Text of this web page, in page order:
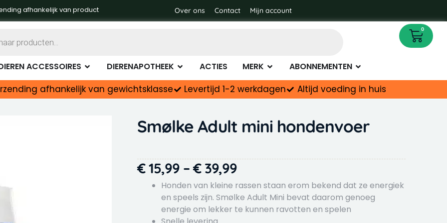
afhankelijk van product Over ons Contact Mijn account
ACCESSOIRES Open Dieren accessoires
DIERENAPOTHEEK Open Dierenapotheek
ACTIES MERK Open MerkABONNEMENTEN Open Abonnementen
0
Cart
afhankelijk van gewichtsklasse Levertijd 1-2 werkdagen Altijd voeding in huis
Smølke Adult mini hondenvoer
€15,99 – €39,99Price
range:
€ 15,99
Honden van kleine rassen staan erom bekend dat ze energiek
en speels zijn. Smølke Adult Mini bevat daarom genoeg
energie om lekker te kunnen ravotten en spelen
€ 39,99